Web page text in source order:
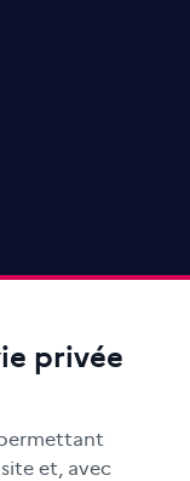
privée
et, avec